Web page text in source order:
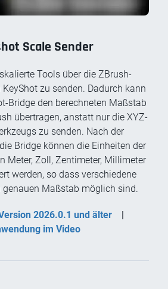
Scale Sender
Tools über die ZBrush-
zu senden. Dadurch kann
Bridge den berechneten Maßstab
übertragen, anstatt nur die XYZ-
zu senden. Nach der
Bridge können die Einheiten der
Meter, Zoll, Zentimeter, Millimeter
werden, so dass verschiedene
genauen Maßstab möglich sind.
2026.0.1 und älter
|
im Video